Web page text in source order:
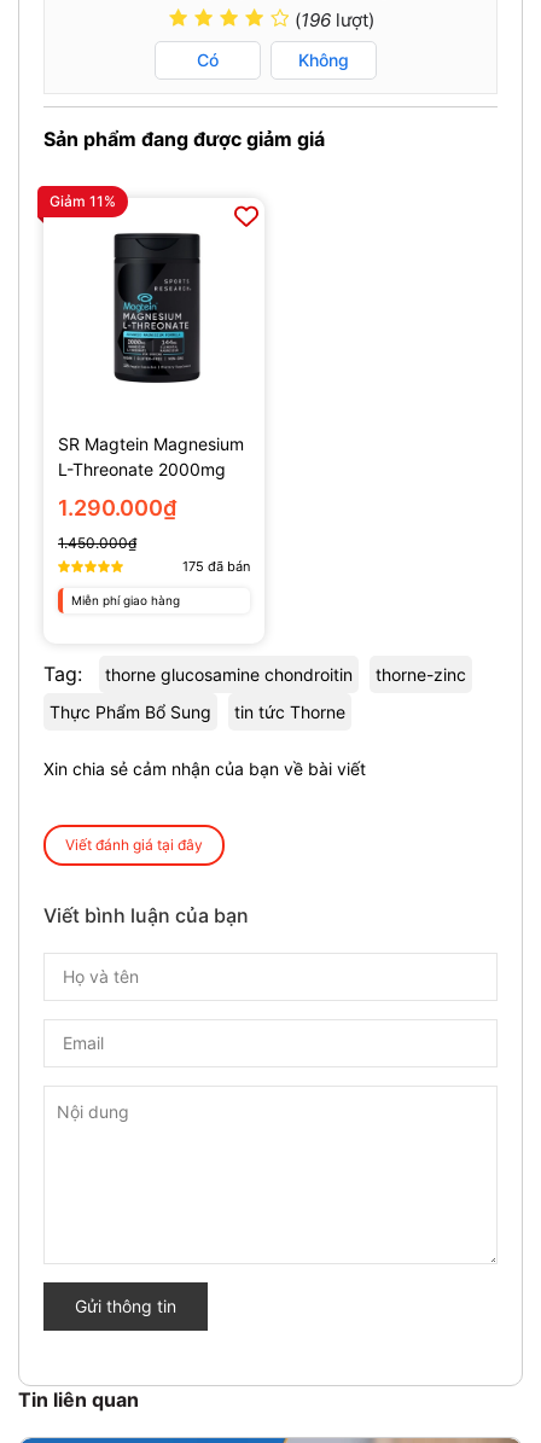
(196lượt)
Có Không
Sản phẩm đang được giảm giá
Giảm 11%
SR Magtein Magnesium
L-Threonate 2000mg
(135 Viên)
1.290.000₫
1.450.000₫
175 đã bán
Miễn phí giao hàng
Tag: thorne glucosamine chondroitin
thorne-zinc
Thực Phẩm Bổ Sung
tin tức Thorne
Xin chia sẻ cảm nhận của bạn về bài viết
Viết đánh giá tại đây
Viết bình luận của bạn
Gửi thông tin
Tin liên quan